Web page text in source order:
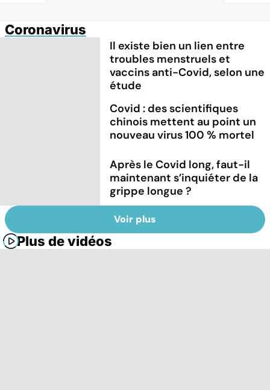
Coronavirus
Il existe bien un lien entre
troubles menstruels et
vaccins anti-Covid, selon une
étude
Covid : des scientifiques
chinois mettent au point un
nouveau virus 100 % mortel
Après le Covid long, faut-il
maintenant s’inquiéter de la
grippe longue ?
Voir plus
Plus de vidéos